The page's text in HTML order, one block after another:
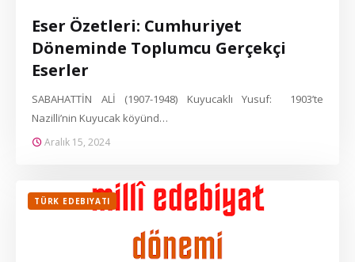
Eser Özetleri: Cumhuriyet
Döneminde Toplumcu Gerçekçi
Eserler
SABAHATTİN ALİ (1907-1948) Kuyucaklı Yusuf: 1903’te
Nazilli’nin Kuyucak köyünd…
Aralık 15, 2024
TÜRK EDEBIYATI